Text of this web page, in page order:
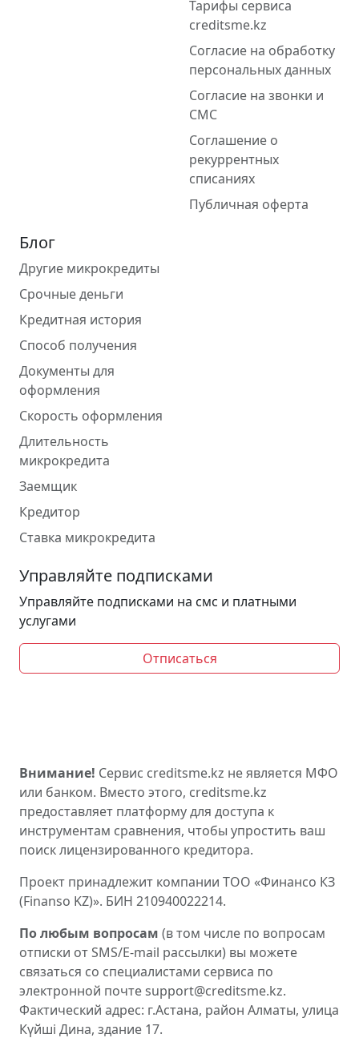
Тарифы сервиса
creditsme.kz
Согласие на обработку
персональных данных
Согласие на звонки и
СМС
Соглашение о
рекуррентных
списаниях
Публичная оферта
Блог
Другие микрокредиты
Срочные деньги
Кредитная история
Способ получения
Документы для
оформления
Скорость оформления
Длительность
микрокредита
Заемщик
Кредитор
Ставка микрокредита
Управляйте подписками
Управляйте подписками на смс и платными
услугами
Отписаться
Внимание! Сервис creditsme.kz не является МФО
или банком. Вместо этого, creditsme.kz
предоставляет платформу для доступа к
инструментам сравнения, чтобы упростить ваш
поиск лицензированного кредитора.
Проект принадлежит компании ТОО «Финансо КЗ
(Finanso KZ)». БИН 210940022214.
По любым вопросам (в том числе по вопросам
отписки от SMS/E-mail рассылки) вы можете
связаться со специалистами сервиса по
электронной почте support@creditsme.kz.
Фактический адрес: г.Астана, район Алматы, улица
Күйші Дина, здание 17.